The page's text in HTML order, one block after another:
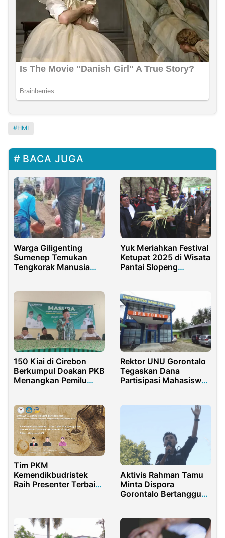
HMI
BACA JUGA
Warga Giligenting
Sumenep Temukan
Tengkorak Manusia
Yuk Meriahkan Festival
Ketupat 2025 di Wisata
Pantai Slopeng
150 Kiai di Cirebon
Berkumpul Doakan PKB
Menangkan Pemilu
Rektor UNU Gorontalo
Tegaskan Dana
Partisipasi Mahasiswa
Tim PKM
Kemendikbudristek
Raih Presenter Terbaik
Aktivis Rahman Tamu
Minta Dispora
Gorontalo Bertanggung
Program Pendidikan
Kader Pemimpin Mudah